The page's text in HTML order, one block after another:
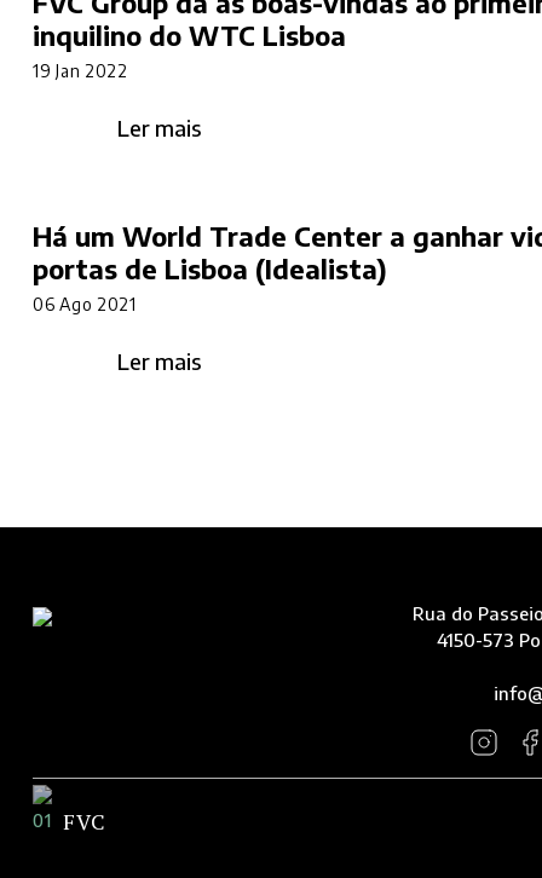
inquilino do WTC Lisboa
19 Jan 2022
Ler mais
Há um World Trade Center a ganhar
portas de Lisboa (Idealista)
06 Ago 2021
Ler mais
Rua do
4150-573
01 FVC